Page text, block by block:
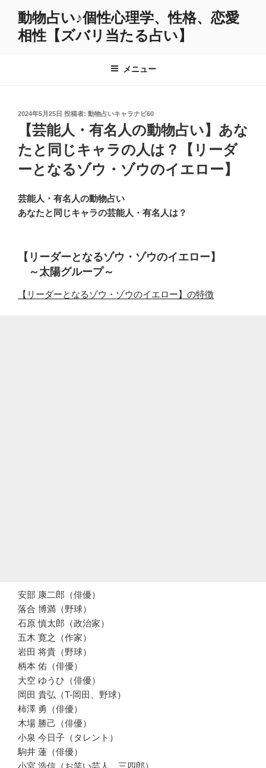
動物占い♪個性心理学、性格、恋愛
相性【ズバリ当たる占い】
メニュー
投
2024年5月25日 投稿者: 動物占いキャラナビ60
【芸能人・有名人の動物占い】あな
たと同じキャラの人は？【リーダ
ーとなるゾウ・ゾウのイエロー】
芸能人・有名人の動物占い
あなたと同じキャラの芸能人・有名人は？
【リーダーとなるゾウ・ゾウのイエロー】
～太陽グループ～
【リーダーとなるゾウ・ゾウのイエロー】の特徴
安部 康二郎（俳優）
落合 博満（野球）
石原 慎太郎（政治家）
五木 寛之（作家）
岩田 将貴（野球）
柄本 佑（俳優）
大空 ゆうひ（俳優）
岡田 貴弘（T-岡田、野球）
柿澤 勇（俳優）
木場 勝己（俳優）
小泉 今日子（タレント）
駒井 蓮（俳優）
小宮 浩信（お笑い芸人、三四郎）